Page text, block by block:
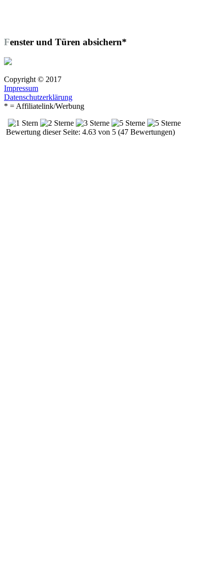
Fenster und Türen absichern*
Copyright © 2017
Impressum
Datenschutzerklärung
* = Affiliatelink/Werbung
Bewertung dieser Seite: 4.63 von 5 (47 Bewertungen)